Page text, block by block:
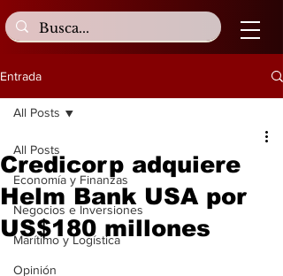
Entrada
All Posts
Economía y Finanzas
Negocios e Inversiones
Marítimo y Logística
Opinión
All Posts
Credicorp adquiere
Helm Bank USA por
US$180 millones